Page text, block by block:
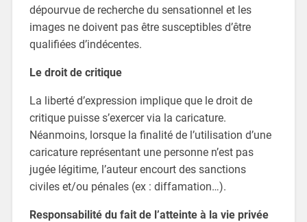
dépourvue de recherche du sensationnel et les
images ne doivent pas être susceptibles d’être
qualifiées d’indécentes.
Le droit de critique
La liberté d’expression implique que le droit de
critique puisse s’exercer via la caricature.
Néanmoins, lorsque la finalité de l’utilisation d’une
caricature représentant une personne n’est pas
jugée légitime, l’auteur encourt des sanctions
civiles et/ou pénales (ex : diffamation…).
Responsabilité du fait de l’atteinte à la vie privée